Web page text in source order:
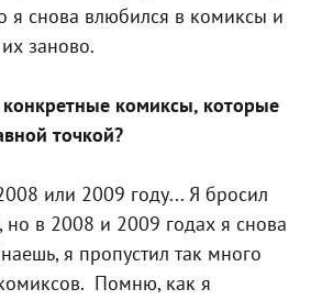
я снова влюбился в комиксы и
заново.
конкретные комиксы, которые
точкой?
или 2009 году... Я бросил
но в 2008 и 2009 годах я снова
я пропустил так много
Помню, как я